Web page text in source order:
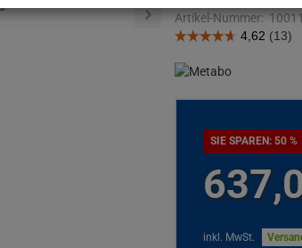
Artikel-Nummer:
SIE SPAREN: 50 %
637,
inkl. MwSt.